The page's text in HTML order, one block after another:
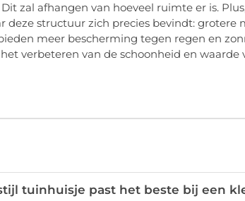
zal afhangen van hoeveel ruimte er is.
deze structuur zich precies bevindt:
meer bescherming tegen regen en
verbeteren van de schoonheid en waarde
tuinhuisje past het beste bij een